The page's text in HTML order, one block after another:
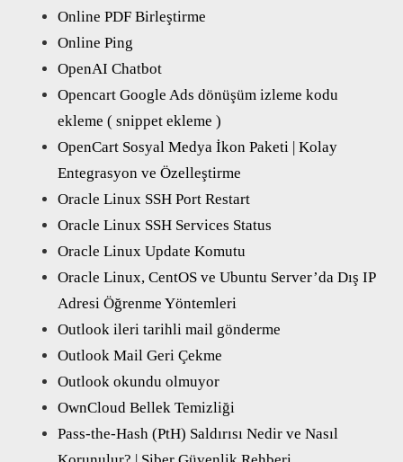
Online PDF Birleştirme
Online Ping
OpenAI Chatbot
Opencart Google Ads dönüşüm izleme kodu
ekleme ( snippet ekleme )
OpenCart Sosyal Medya İkon Paketi | Kolay
Entegrasyon ve Özelleştirme
Oracle Linux SSH Port Restart
Oracle Linux SSH Services Status
Oracle Linux Update Komutu
Oracle Linux, CentOS ve Ubuntu Server’da Dış IP
Adresi Öğrenme Yöntemleri
Outlook ileri tarihli mail gönderme
Outlook Mail Geri Çekme
Outlook okundu olmuyor
OwnCloud Bellek Temizliği
Pass-the-Hash (PtH) Saldırısı Nedir ve Nasıl